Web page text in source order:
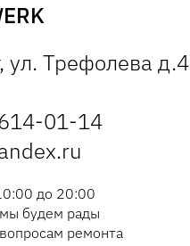
ул. Трефолева д.4
01-14
до 20:00
будем рады
ремонта